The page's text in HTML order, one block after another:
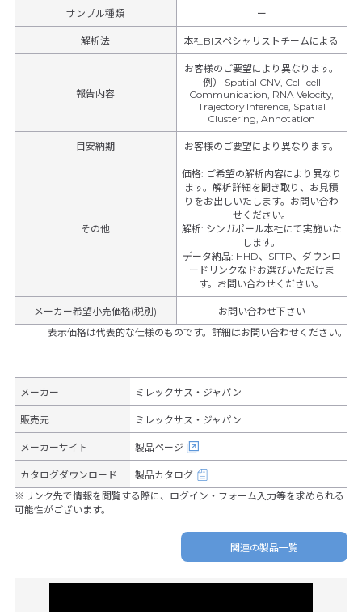
サンプル種類 ー
解析法 本社BIスペシャリストチームによる
報告内容
お客様のご要望により異なります。
例） Spatial CNV, Cell-cell
Communication, RNA Velocity,
Trajectory Inference, Spatial
Clustering, Annotation
目安納期 お客様のご要望により異なります。
その他
価格: ご希望の解析内容により異なり
ます。解析詳細を聞き取り、お見積
りをお出しいたします。お問い合わ
せください。
解析: シンガポール本社にて実施いた
します。
データ納品: HHD、SFTP、ダウンロ
ードリンクなドお選びいただけま
す。お問い合わせください。
メーカー希望小売価格(税別)
お問い合わせ下さい
表示価格は代表的な仕様のものです。詳細はお問い合わせください。
メーカー ミレックサス・ジャパン
販売元 ミレックサス・ジャパン
メーカーサイト 製品ページ
カタログダウンロード
製品カタログ
※リンク先で情報を閲覧する際に、ログイン・フォーム入力等を求められる
可能性がございます。
関連の製品一覧